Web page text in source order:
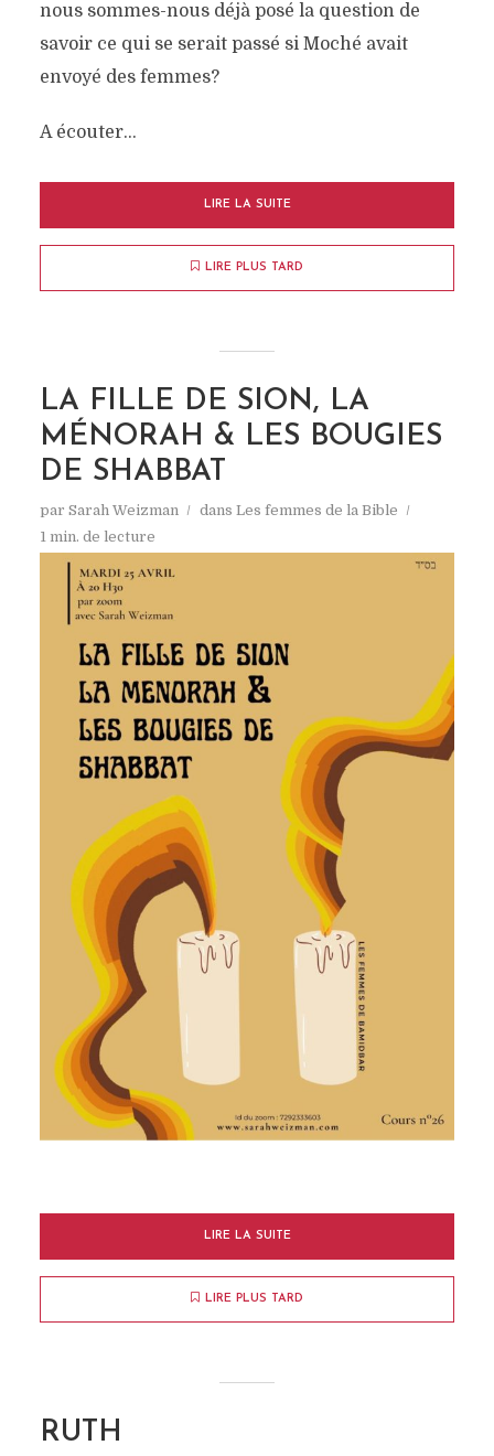
nous sommes-nous déjà posé la question de
savoir ce qui se serait passé si Moché avait
envoyé des femmes?
A écouter…
LIRE LA SUITE
LIRE PLUS TARD
LA FILLE DE SION, LA
MÉNORAH & LES BOUGIES
DE SHABBAT
par Sarah Weizman dans Les femmes de la Bible
1 min. de lecture
LIRE LA SUITE
LIRE PLUS TARD
RUTH